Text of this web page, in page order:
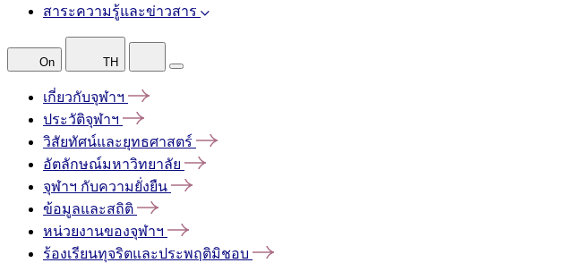
สาระความรู้และข่าวสาร
On TH
เกี่ยวกับจุฬาฯ
ประวัติจุฬาฯ
วิสัยทัศน์และยุทธศาสตร์
อัตลักษณ์มหาวิทยาลัย
จุฬาฯ กับความยั่งยืน
ข้อมูลและสถิติ
หน่วยงานของจุฬาฯ
ร้องเรียนทุจริตและประพฤติมิชอบ